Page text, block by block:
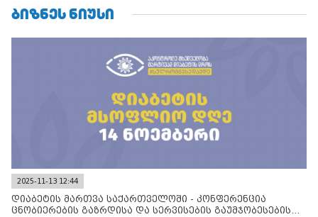
ᲑᲘᲖᲜᲔᲡ ᲜᲘᲣᲡᲘ
2025-11-13 12:44
დიაბეტის მართვა საქართველოში - კონფერენცია
ცნობიერების გაზრდისა და სერვისების გაუმჯობესების